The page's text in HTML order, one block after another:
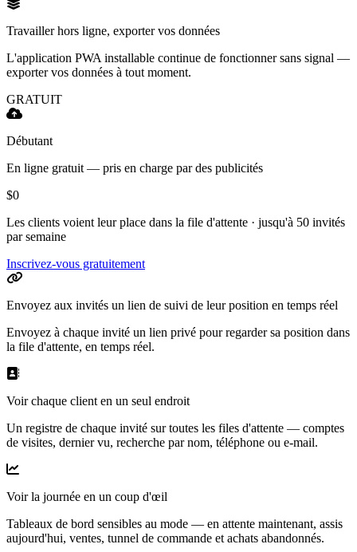
Travailler hors ligne, exporter vos données
L'application PWA installable continue de fonctionner sans signal —
exporter vos données à tout moment.
GRATUIT
Débutant
En ligne gratuit — pris en charge par des publicités
$0
Les clients voient leur place dans la file d'attente · jusqu'à 50 invités
par semaine
Inscrivez-vous gratuitement
Envoyez aux invités un lien de suivi de leur position en temps réel
Envoyez à chaque invité un lien privé pour regarder sa position dans
la file d'attente, en temps réel.
Voir chaque client en un seul endroit
Un registre de chaque invité sur toutes les files d'attente — comptes
de visites, dernier vu, recherche par nom, téléphone ou e-mail.
Voir la journée en un coup d'œil
Tableaux de bord sensibles au mode — en attente maintenant, assis
aujourd'hui, ventes, tunnel de commande et achats abandonnés.